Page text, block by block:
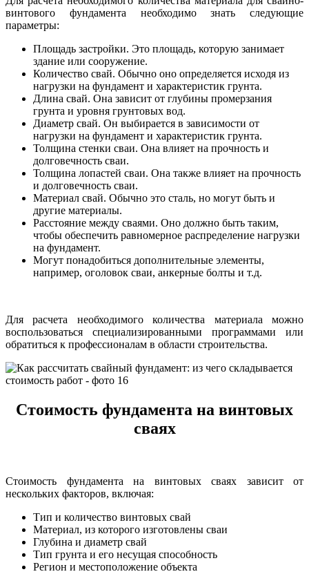
винтового фундамента необходимо знать следующие
параметры:
Площадь застройки. Это площадь, которую занимает
здание или сооружение.
Количество свай. Обычно оно определяется исходя из
нагрузки на фундамент и характеристик грунта.
Длина свай. Она зависит от глубины промерзания
грунта и уровня грунтовых вод.
Диаметр свай. Он выбирается в зависимости от
нагрузки на фундамент и характеристик грунта.
Толщина стенки сваи. Она влияет на прочность и
долговечность сваи.
Толщина лопастей сваи. Она также влияет на прочность
и долговечность сваи.
Материал свай. Обычно это сталь, но могут быть и
другие материалы.
Расстояние между сваями. Оно должно быть таким,
чтобы обеспечить равномерное распределение нагрузки
на фундамент.
Могут понадобиться дополнительные элементы,
например, оголовок сваи, анкерные болты и т.д.
Для расчета необходимого количества материала можно
воспользоваться специализированными программами или
обратиться к профессионалам в области строительства.
Стоимость фундамента на винтовых
сваях
Стоимость фундамента на винтовых сваях зависит от
нескольких факторов, включая:
Тип и количество винтовых свай
Материал, из которого изготовлены сваи
Глубина и диаметр свай
Тип грунта и его несущая способность
Регион и местоположение объекта